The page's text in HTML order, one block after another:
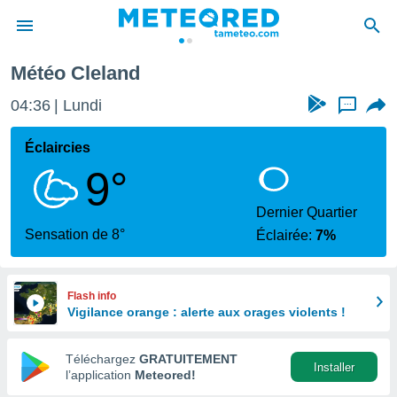
de
Météo Cleland
04:36 Lundi ...
Éclaircies
9°
Sensation de 8°
Dernier Quartier
Éclairée:7%
Flash info
Vigilance orange : alerte aux orages violents !
Téléchargez GRATUITEMENT
l’application Meteored!
Installer